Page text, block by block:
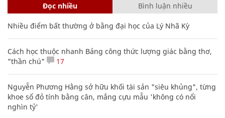
Đọc nhiều Bình luận nhiều
Nhiều điểm bất thường ở bằng đại học của Lý Nhã Kỳ
Cách học thuộc nhanh Bảng công thức lượng giác bằng thơ,
"thần chú"
17
Nguyễn Phương Hằng sở hữu khối tài sản "siêu khủng", từng
khoe sổ đỏ tính bằng cân, mắng cựu mẫu 'không có nổi
nghìn tỷ'